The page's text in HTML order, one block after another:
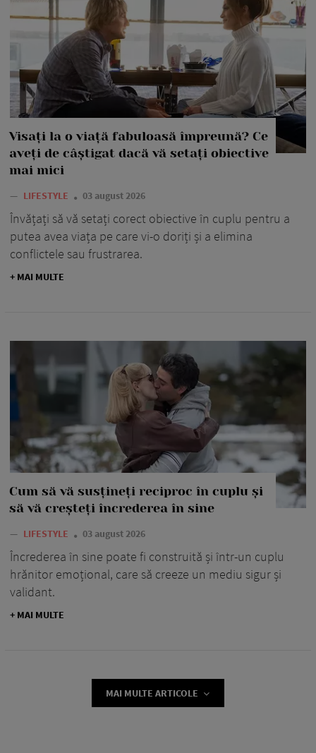
Visați la o viață fabuloasă împreună? Ce
aveți de câștigat dacă vă setați obiective
mai mici
— LIFESTYLE 03 august 2026
Învățați să vă setați corect obiective în cuplu pentru a
putea avea viața pe care vi-o doriți și a elimina
conflictele sau frustrarea.
+ MAI MULTE
Cum să vă susțineți reciproc în cuplu și
să vă creșteți încrederea în sine
— LIFESTYLE 03 august 2026
Încrederea în sine poate fi construită și într-un cuplu
hrănitor emoțional, care să creeze un mediu sigur și
validant.
+ MAI MULTE
MAI MULTE ARTICOLE